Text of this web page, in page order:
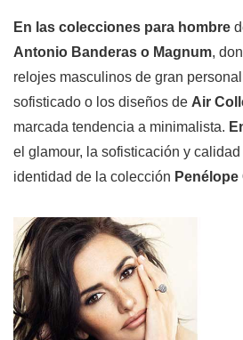
En las colecciones para hombre
Antonio Banderas o Magnum,
relojes masculinos de gran
sofisticado o los diseños de Air
marcada tendencia a minimalista.
el glamour, la sofisticación y
identidad de la colección Penélope